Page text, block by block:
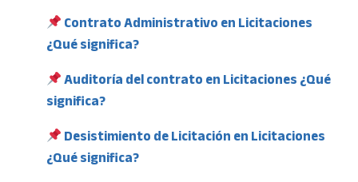
Contrato Administrativo en Licitaciones
¿Qué significa?
Auditoría del contrato en Licitaciones ¿Qué
significa?
Desistimiento de Licitación en Licitaciones
¿Qué significa?